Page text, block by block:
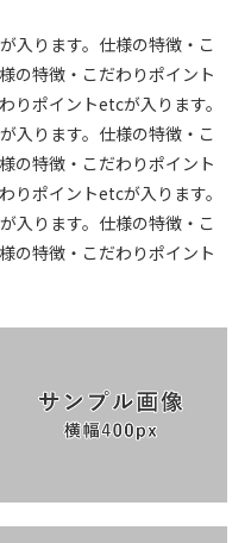
入ります。仕様の特徴・こ
の特徴・こだわりポイント
りポイントetcが入ります。
入ります。仕様の特徴・こ
の特徴・こだわりポイント
りポイントetcが入ります。
入ります。仕様の特徴・こ
の特徴・こだわりポイント